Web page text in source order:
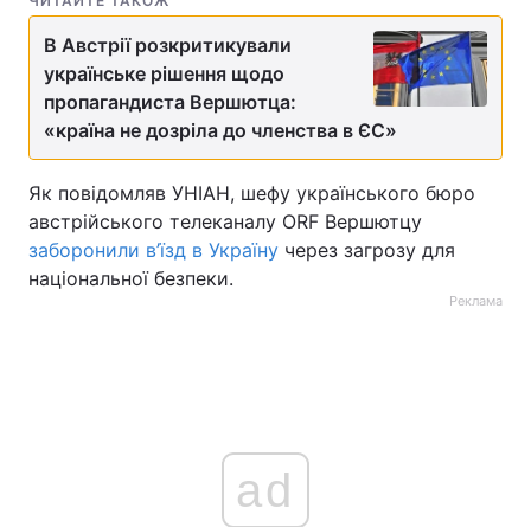
В Австрії розкритикували
українське рішення щодо
пропагандиста Вершютца:
«країна не дозріла до членства в ЄС»
Як повідомляв УНІАН, шефу українського бюро
австрійського телеканалу ORF Вершютцу
заборонили в’їзд в Україну через загрозу для
національної безпеки.
Реклама
ad